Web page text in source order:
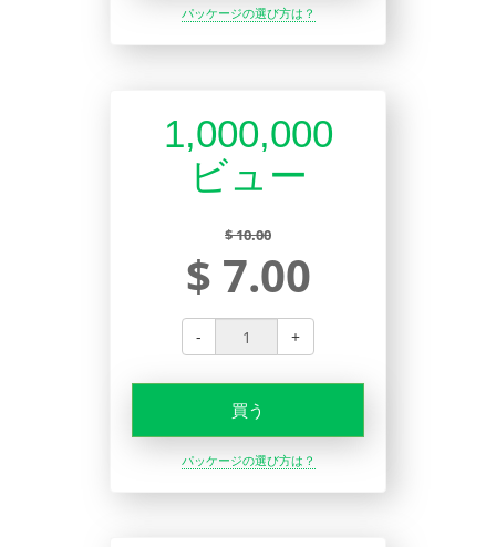
パッケージの選び方は？
1,000,000
ビュー
$ 10.00
$ 7.00
- +
買う
パッケージの選び方は？